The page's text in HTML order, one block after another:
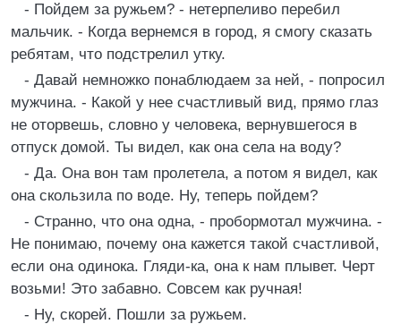
- Пойдем за ружьем? - нетерпеливо перебил
мальчик. - Когда вернемся в город, я смогу сказать
ребятам, что подстрелил утку.
- Давай немножко понаблюдаем за ней, - попросил
мужчина. - Какой у нее счастливый вид, прямо глаз
не оторвешь, словно у человека, вернувшегося в
отпуск домой. Ты видел, как она села на воду?
- Да. Она вон там пролетела, а потом я видел, как
она скользила по воде. Ну, теперь пойдем?
- Странно, что она одна, - пробормотал мужчина. -
Не понимаю, почему она кажется такой счастливой,
если она одинока. Гляди-ка, она к нам плывет. Черт
возьми! Это забавно. Совсем как ручная!
- Ну, скорей. Пошли за ружьем.